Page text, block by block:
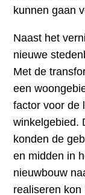
kunnen gaan
Naast het
nieuwe
Met de
een
factor voor de
winkelgebied.
konden de
en midden in
nieuwbouw
realiseren